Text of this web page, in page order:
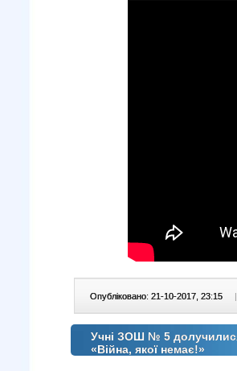
Опубліковано: 21-10-2017, 23:15 |
Учні ЗОШ № 5 долучилися
«Війна, якої немає!»